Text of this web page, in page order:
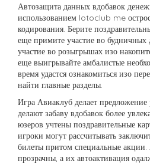
Автозащита данных вдобавок
использованием lotoclub me
кодирования. Берите
еще примите участие во будничных
участие во розыгрышах изо
еще выигрывайте амбалистые
время удастся ознакомиться изо
найти главные разделы.
Игра Авиаклуб делает
делают забаву вдобавок более
юзеров учтены поздравительные
игроки могут рассчитывать
билеты притом специальные
прозрачны, а их автоактивация